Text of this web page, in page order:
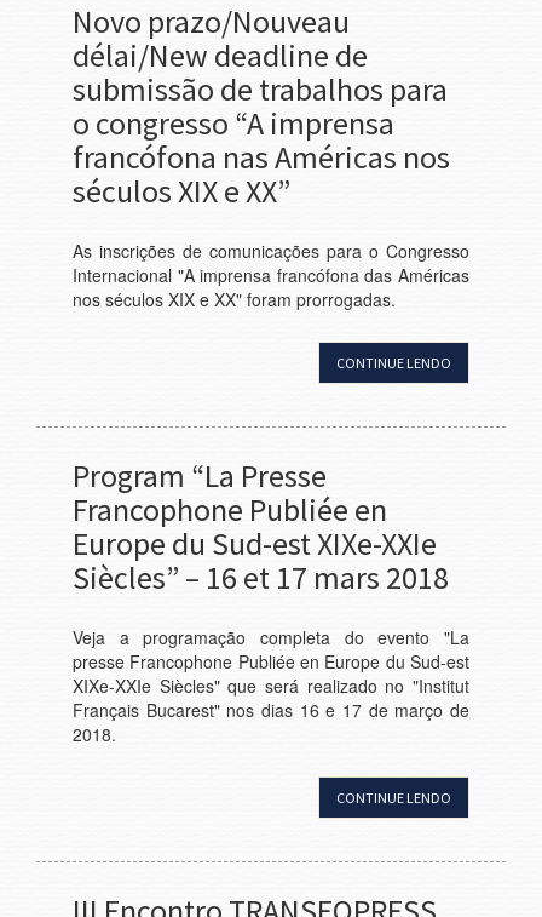
Novo prazo/Nouveau
délai/New deadline de
submissão de trabalhos para
o congresso “A imprensa
francófona nas Américas nos
séculos XIX e XX”
As inscrições de comunicações para o Congresso
Internacional "A imprensa francófona das Américas
nos séculos XIX e XX" foram prorrogadas.
CONTINUE LENDO
Program “La Presse
Francophone Publiée en
Europe du Sud-est XIXe-XXIe
Siècles” – 16 et 17 mars 2018
Veja a programação completa do evento "La
presse Francophone Publiée en Europe du Sud-est
XIXe-XXIe Siècles" que será realizado no "Institut
Français Bucarest" nos dias 16 e 17 de março de
2018.
CONTINUE LENDO